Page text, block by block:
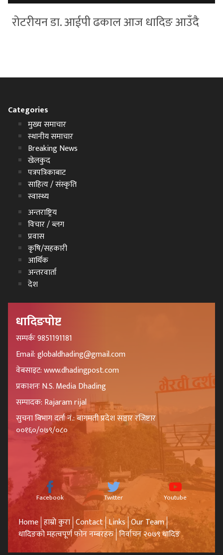
रोटरीयन डा. आईपी ढकाल आज धादिङ आउँदै
Categories
मुख्य समाचार
स्थानीय समाचार
Breaking News
खेलकुद
पत्रपत्रिकाबाट
साहित्य / संस्कृति
स्वास्थ्य
अन्तराष्ट्रिय
विचार / ब्लग
प्रवास
कृषि/सहकारी
आर्थिक
अन्तरवार्ता
देश
धादिङपोष्ट
सम्पर्कः 9851191181
Email: globaldhading@gmail.com
वेबसाइट: www.dhadingpost.com
प्रकाशनः N.S. Media Dhading
सम्पादक: Rajaram rijal
सुचना बिभाग दर्ता नं.: बागमती प्रदेश सञ्चार रजिष्टार
००१६०/०७९/०८०
Facebook Twitter Youtube
Home हाम्रो कुरा Contact Links Our Team
धादिङको महत्वपूर्ण फोन नम्बरहरु निर्वाचन २०७९ धादिङ